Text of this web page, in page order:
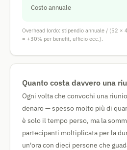
Costo annuale
Overhead lordo: stipendio annuale / (52 ×
= +30% per benefit, ufficio ecc.).
Quanto costa davvero una
Ogni volta che convochi una
denaro — spesso molto più di
è solo il tempo perso, ma la
partecipanti moltiplicata per la
un'ora con dieci persone che